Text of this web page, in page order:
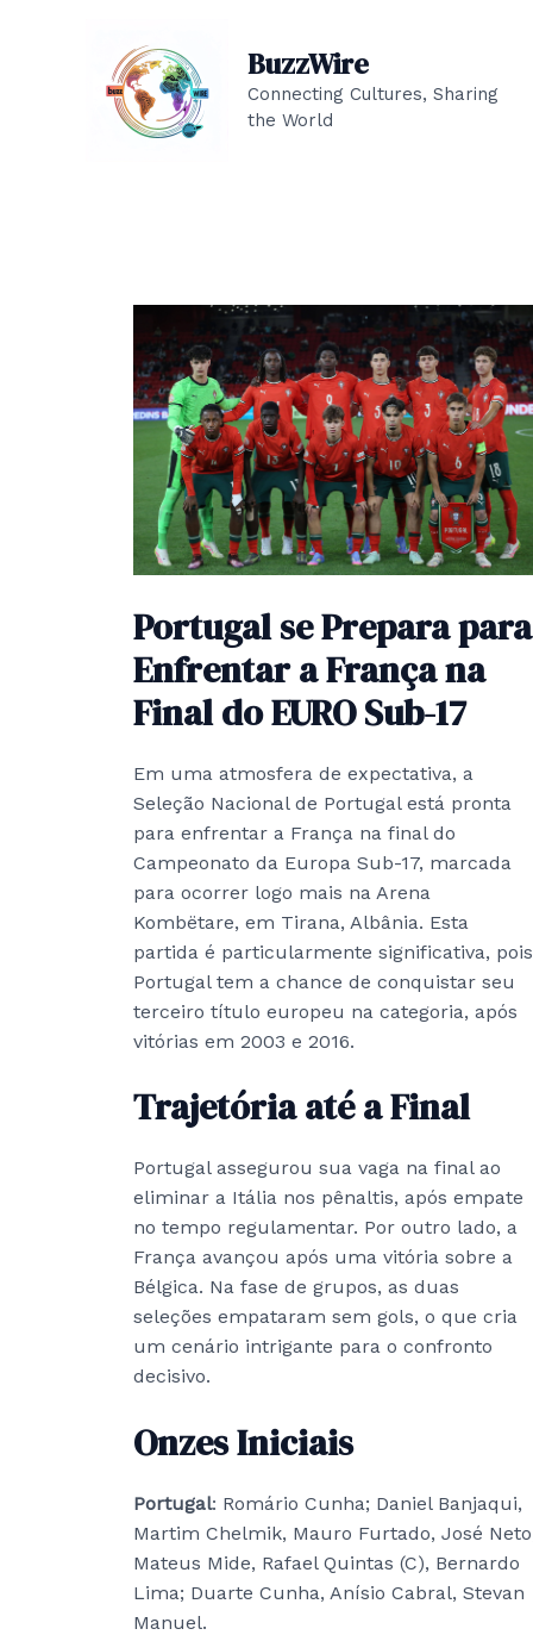
BuzzWire
Connecting Cultures, Sharing
the World
Portugal se Prepara para
Enfrentar a França na
Final do EURO Sub-17
Em uma atmosfera de expectativa, a
Seleção Nacional de Portugal está pronta
para enfrentar a França na final do
Campeonato da Europa Sub-17, marcada
para ocorrer logo mais na Arena
Kombëtare, em Tirana, Albânia. Esta
partida é particularmente significativa, pois
Portugal tem a chance de conquistar seu
terceiro título europeu na categoria, após
vitórias em 2003 e 2016.
Trajetória até a Final
Portugal assegurou sua vaga na final ao
eliminar a Itália nos pênaltis, após empate
no tempo regulamentar. Por outro lado, a
França avançou após uma vitória sobre a
Bélgica. Na fase de grupos, as duas
seleções empataram sem gols, o que cria
um cenário intrigante para o confronto
decisivo.
Onzes Iniciais
Portugal: Romário Cunha; Daniel Banjaqui,
Martim Chelmik, Mauro Furtado, José
Mateus Mide, Rafael Quintas (C), Bernardo
Lima; Duarte Cunha, Anísio Cabral, Stevan
Manuel.